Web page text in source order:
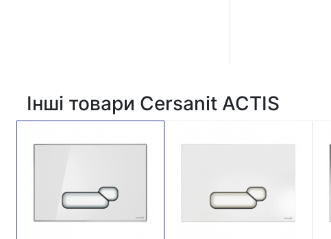
Інші товари Cersanit ACTIS